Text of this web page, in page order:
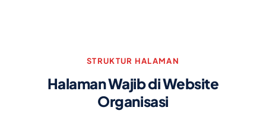
STRUKTUR HALAMAN
Halaman Wajib di Website
Organisasi